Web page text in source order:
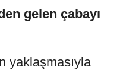
gelen çabayı
yaklaşmasıyla